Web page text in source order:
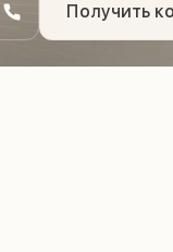
Получить